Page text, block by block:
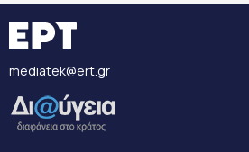
mediatek@ert.gr